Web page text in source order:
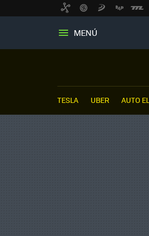
MENÚ
TESLA UBER AUTO